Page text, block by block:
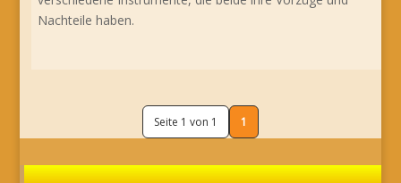
Nachteile haben.
Seite 1 von 1 1